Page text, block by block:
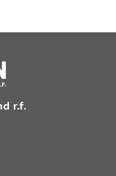
r.f.